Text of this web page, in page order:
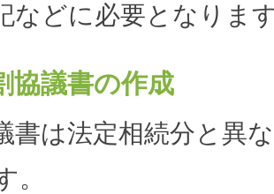
などに必要となりま
協議書の作成
書は法定相続分と異
。